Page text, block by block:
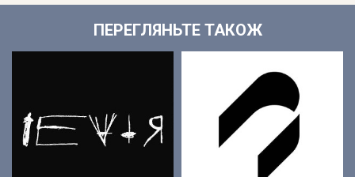
ПЕРЕГЛЯНЬТЕ ТАКОЖ